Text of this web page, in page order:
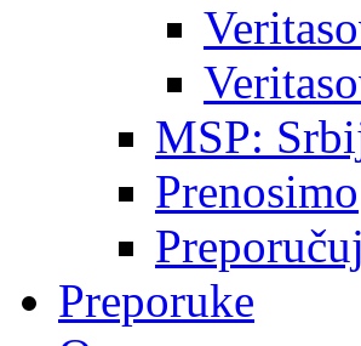
MSP:
Prenosimo
Preporuke